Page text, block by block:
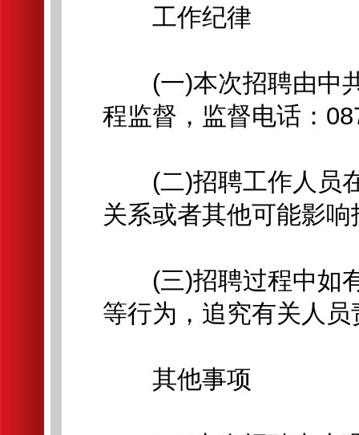
工作纪律
(一)本次招聘由中共
程监督，监督电话：
(二)招聘工作人员在
关系或者其他可能影
(三)招聘过程中如有
等行为，追究有关人员
其他事项